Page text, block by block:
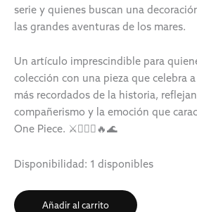
serie y quienes buscan una
las grandes aventuras de los mares.
Un artículo imprescindible para
colección con una pieza que celebra
más recordados de la historia,
compañerismo y la emoción que
One Piece. ⚔️🏴‍☠️✨🔥🌊
Disponibilidad: 1 disponibles
Añadir al carrito